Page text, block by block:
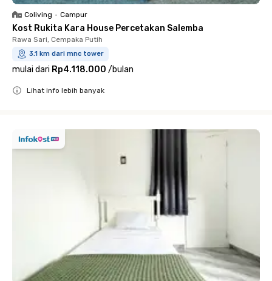
Coliving • Campur
Kost Rukita Kara House Percetakan Salemba
Rawa Sari, Cempaka Putih
3.1 km dari mnc tower
mulai dari Rp4.118.000 /bulan
Lihat info lebih banyak